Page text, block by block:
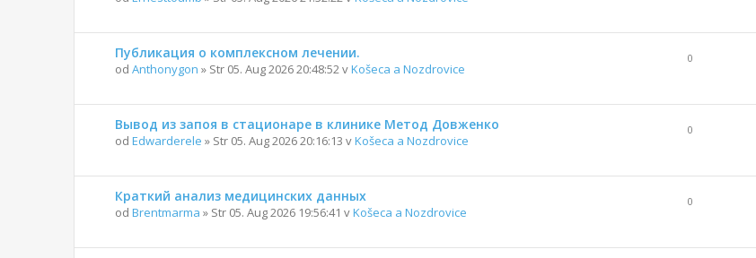
Публикация о комплексном лечении.
od Anthonygon » Str 05. Aug 2026 20:48:52 vKošeca a Nozdrovice
0
Вывод из запоя в стационаре в клинике Метод Довженко
od Edwarderele » Str 05. Aug 2026 20:16:13 vKošeca a Nozdrovice
0
Краткий анализ медицинских данных
od Brentmarma » Str 05. Aug 2026 19:56:41 vKošeca a Nozdrovice
0